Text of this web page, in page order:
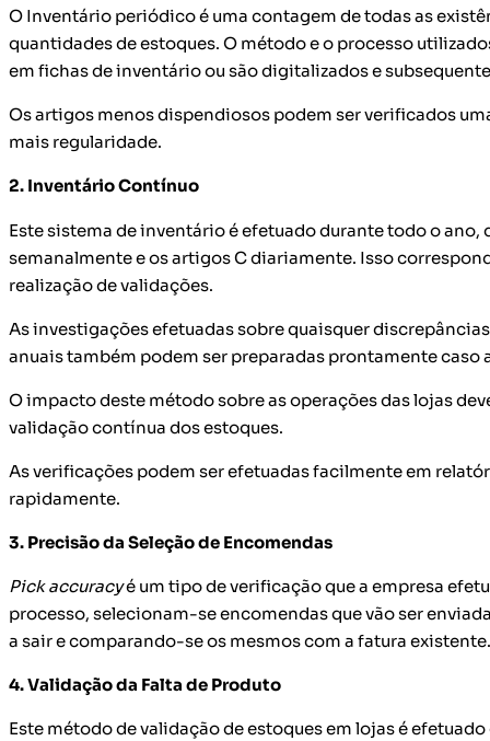
O Inventário periódico é uma contagem de todas as
quantidades de estoques. O método e o processo
em fichas de inventário ou são digitalizados e
Os artigos menos dispendiosos podem ser verificados
mais regularidade.
2. Inventário Contínuo
Este sistema de inventário é efetuado durante todo o
semanalmente e os artigos C diariamente. Isso
realização de validações.
As investigações efetuadas sobre quaisquer
anuais também podem ser preparadas prontamente
O impacto deste método sobre as operações das lojas
validação contínua dos estoques.
As verificações podem ser efetuadas facilmente em
rapidamente.
3. Precisão da Seleção de Encomendas
Pick accuracyé um tipo de verificação que a empresa
processo, selecionam-se encomendas que vão ser
a sair e comparando-se os mesmos com a fatura existente.
4. Validação da Falta de Produto
Este método de validação de estoques em lojas é